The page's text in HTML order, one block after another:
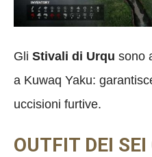
Gli Stivali di Urqu sono
a Kuwaq Yaku:
uccisioni furtive.
OUTFIT DEI SEI